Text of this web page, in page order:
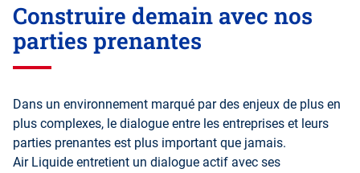
Construire demain avec nos
parties prenantes
Dans un environnement marqué par des enjeux de plus en
plus complexes, le dialogue entre les entreprises et leurs
parties prenantes est plus important que jamais.
Air Liquide entretient un dialogue actif avec ses